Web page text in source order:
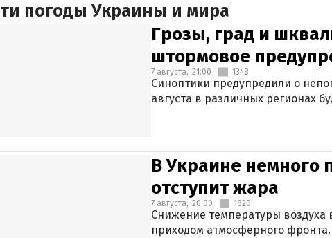
погоды Украины и мира
Грозы, град и
штормовое
7 августа, 21:00 1348
Синоптики предупредили о
августа в различных регионах
В Украине немного
отступит жара
7 августа, 20:00 1820
Снижение температуры воздуха
приходом атмосферного